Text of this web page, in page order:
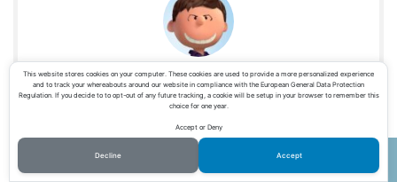
toru
ご訪問ありがとうざいます。筆者のtoruです。京都大学卒業後、普
段は電気関係の研究をしております。関西で子供2人を育てながら、
2015年から週末の趣味で薔薇と園芸を始めました。その後、園芸に
のめり込んで深い知識まで勉強を重ねてきました。その学んだ内容
メニュー
This website stores cookies on your computer. These cookies are used to provide a more personalized experience
and to track your whereabouts around our website in compliance with the European General Data Protection
Regulation. If you decide to to opt-out of any future tracking, a cookie will be setup in your browser to remember this
choice for one year.
Accept or Deny
Decline Accept